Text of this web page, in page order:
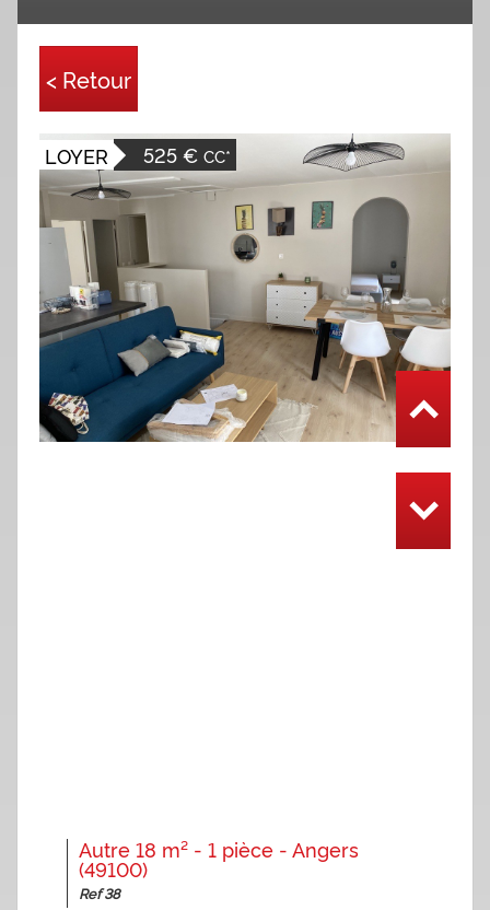
< Retour
LOYER 525 € CC*
Autre 18 m² - 1 pièce - Angers
(49100)
Ref 38